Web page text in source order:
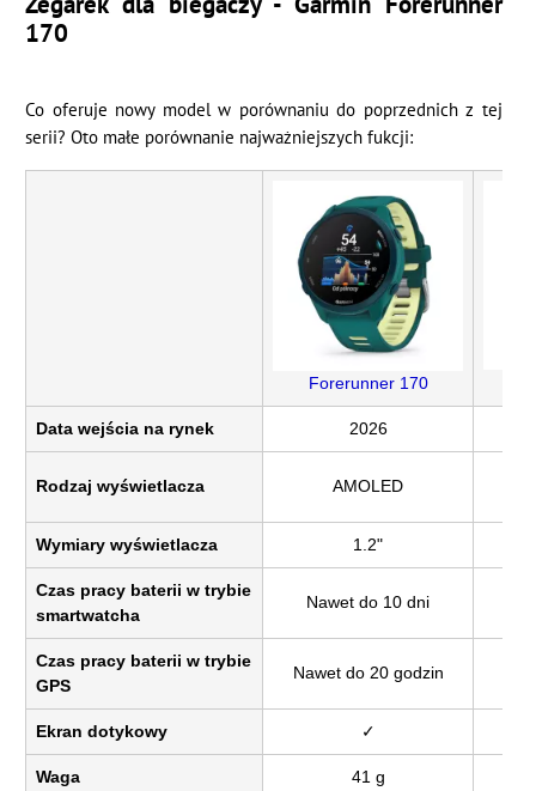
170
Co oferuje nowy model w porównaniu do poprzednich z tej
serii? Oto małe porównanie najważniejszych fukcji:
Forerunner 170
Data wejścia na rynek 2026
Rodzaj wyświetlacza AMOLED
Wymiary wyświetlacza 1.2"
Czas pracy baterii w trybie
smartwatcha
Nawet do 10 dni
Czas pracy baterii w trybie
GPS
Nawet do 20 godzin
Ekran dotykowy ✓
Waga 41 g